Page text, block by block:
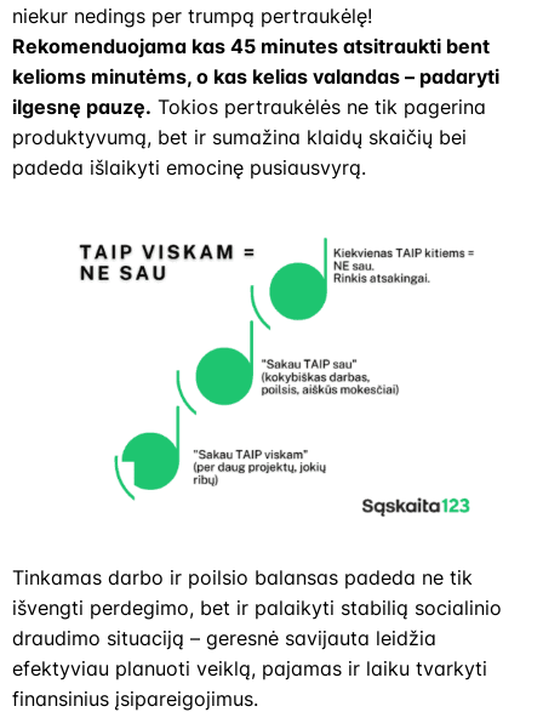
niekur nedings per trumpą pertraukėlę!
Rekomenduojama kas 45 minutes atsitraukti bent
kelioms minutėms, o kas kelias valandas – padaryti
ilgesnę pauzę. Tokios pertraukėlės ne tik pagerina
produktyvumą, bet ir sumažina klaidų skaičių bei
padeda išlaikyti emocinę pusiausvyrą.
Tinkamas darbo ir poilsio balansas padeda ne tik
išvengti perdegimo, bet ir palaikyti stabilią socialinio
draudimo situaciją – geresnė savijauta leidžia
efektyviau planuoti veiklą, pajamas ir laiku tvarkyti
finansinius įsipareigojimus.